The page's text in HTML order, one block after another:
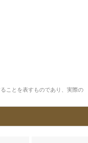
ことを表すものであり、実際の